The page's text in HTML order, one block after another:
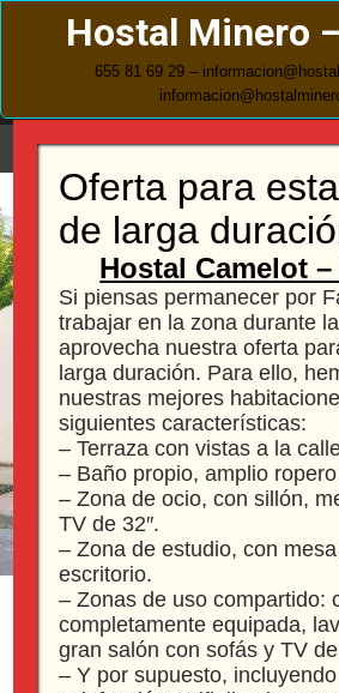
Hostal Minero
655 81 69 29 –
Menu
¡ Oferta para
de Larga
Hostal Camelot
Si piensas permanecer por
trabajar en la zona durante
aprovecha nuestra oferta
larga duración. Para ello,
nuestras mejores
siguientes características:
– Terraza con vistas a la
– Baño propio, amplio
– Zona de ocio, con sillón,
TV de 32″.
– Zona de estudio, con
escritorio.
– Zonas de uso compartido:
completamente equipada,
gran salón con sofás y TV de
– Y por supuesto,